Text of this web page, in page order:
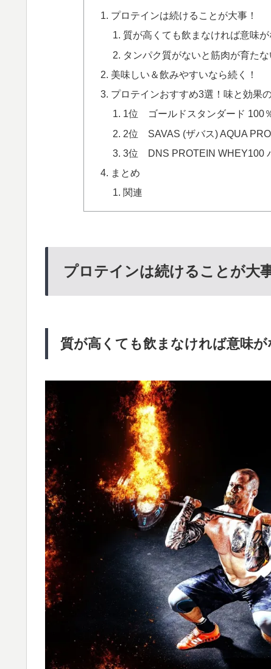
プロテインは続けることが大事！
質が高くても飲まなければ意味が
タンパク質がないと筋肉が育たな
美味しい＆飲みやすいなら続く！
プロテインおすすめ3選！味と効果
1位 ゴールドスタンダード 100
2位 SAVAS (ザバス) AQUA
3位 DNS PROTEIN WHEY100
まとめ
関連
プロテインは続けることが大
質が高くても飲まなければ意味が